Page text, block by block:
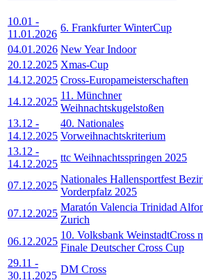
10.01 -
11.01.2026
6. Frankfurter WinterCup
04.01.2026 New Year Indoor
20.12.2025 Xmas-Cup
14.12.2025 Cross-Europameisterschaften
14.12.2025
11. Münchner
Weihnachtskugelstoßen
13.12 -
14.12.2025
40. Nationales
Vorweihnachtskriterium
13.12 -
14.12.2025
ttc Weihnachtsspringen 2025
07.12.2025
Nationales Hallensportfest
Vorderpfalz 2025
07.12.2025
Maratón Valencia Trinidad
Zurich
06.12.2025
10. Volksbank WeinstadtCross
Finale Deutscher Cross Cup
29.11 -
30.11.2025
DM Cross